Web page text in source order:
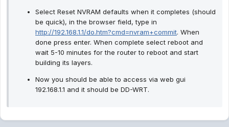
Select Reset NVRAM defaults when it completes (should
be quick), in the browser field, type in
http://192.168.1.1/do.htm?cmd=nvram+commit. When
done press enter. When complete select reboot and
wait 5-10 minutes for the router to reboot and start
building its layers.
Now you should be able to access via web gui
192.168.1.1 and it should be DD-WRT.